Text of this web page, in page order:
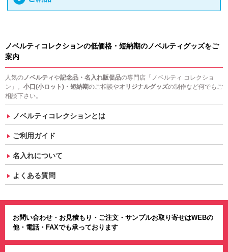
ノベルティコレクションの低価格・短納期のノベルティグッズをご
案内
人気のノベルティや記念品・名入れ販促品の専門店「ノベルティ コレクショ
ン」。 小口(小ロット)・短納期のご相談やオリジナルグッズの制作など何でもご
相談下さい。
ノベルティコレクションとは
ご利用ガイド
名入れについて
よくある質問
お問い合わせ・お見積もり・ご注文・サンプルお取り寄せはWEBの
他・電話・FAXでも承っております